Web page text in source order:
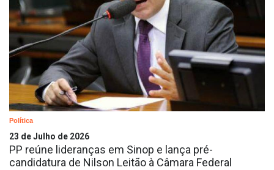
Política
23 de Julho de 2026
PP reúne lideranças em Sinop e lança pré-
candidatura de Nilson Leitão à Câmara Federal